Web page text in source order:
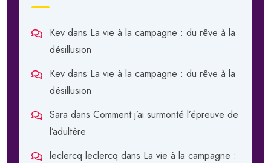
Kev dans La vie à la campagne : du rêve à la
désillusion
Kev dans La vie à la campagne : du rêve à la
désillusion
Sara dans Comment j’ai surmonté l’épreuve de
l’adultère
leclercq leclercq dans La vie à la campagne :